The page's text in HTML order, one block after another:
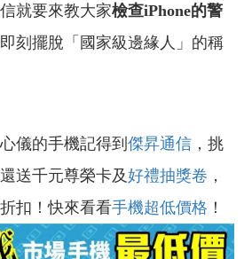
就要來教大家檢查iPhone的警
即刻擺脫「國家級邊緣人」的稱
的手機記得到 傑昇通信 ，挑
送千元尊榮卡及好禮抽獎卷 ，
扣！快來看看手機超低價格 ！